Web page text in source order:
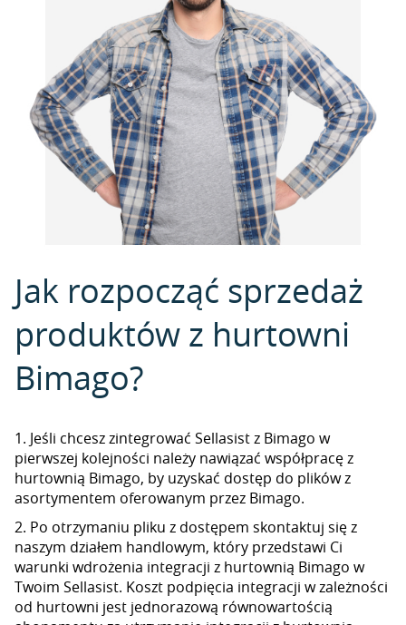
Jak rozpocząć sprzedaż
produktów z hurtowni
Bimago?
1. Jeśli chcesz zintegrować Sellasist z Bimago w
pierwszej kolejności należy nawiązać współpracę z
hurtownią Bimago, by uzyskać dostęp do plików z
asortymentem oferowanym przez Bimago.
2. Po otrzymaniu pliku z dostępem skontaktuj się z
naszym działem handlowym, który przedstawi Ci
warunki wdrożenia integracji z hurtownią Bimago w
Twoim Sellasist. Koszt podpięcia integracji w zależności
od hurtowni jest jednorazową równowartością